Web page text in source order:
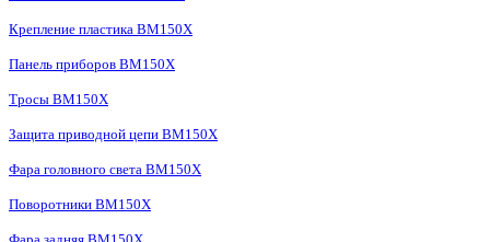
Крепление пластика BM150X
Панель приборов BM150X
Тросы BM150X
Защита приводной цепи BM150X
Фара головного света BM150X
Поворотники BM150X